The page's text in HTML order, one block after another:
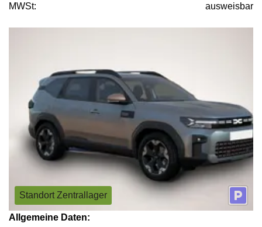
MWSt:
ausweisbar
Standort Zentrallager
Allgemeine Daten: